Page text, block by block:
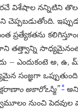
విశేషాల నన్నిటిని
ప్రత్యేకతను
తత్త్వాన్ని
– ఎందుకంటె అ, ఉ,
సంజ్ఞగా
అకారోఽస్మి” * అని
నుంచి పెదవుల